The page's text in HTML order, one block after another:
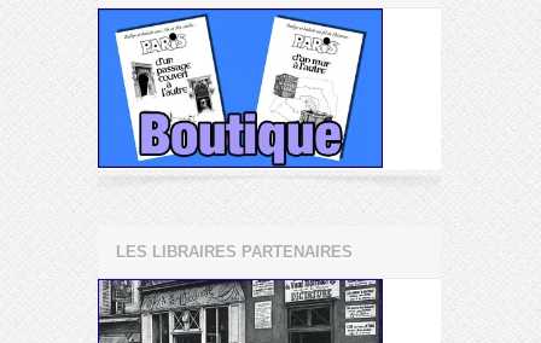
LES LIBRAIRES PARTENAIRES